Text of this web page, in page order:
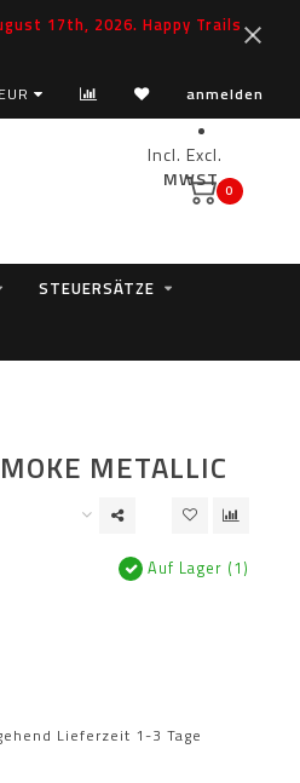
17th, 2026. Happy Trails
Bestände!
EUR anmelden
Incl. Excl.
MWST.0
STEUERSÄTZE
METALLIC
Auf Lager (1)
Lieferzeit 1-3 Tage